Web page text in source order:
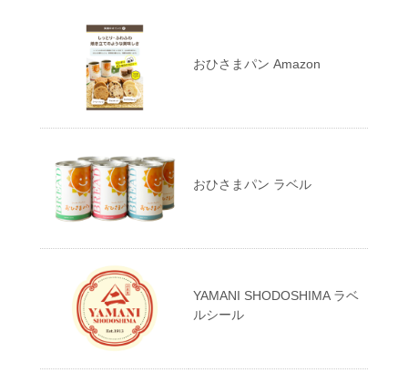
おひさまパン Amazon
おひさまパン ラベル
YAMANI SHODOSHIMA ラベ
ルシール